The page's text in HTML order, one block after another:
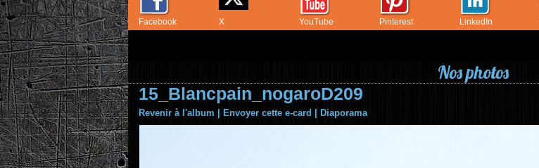
Facebook X YouTube Pinterest LinkedIn
Nos photos
15_Blancpain_nogaroD209
Revenir à l'album Envoyer cette e-card Diaporama